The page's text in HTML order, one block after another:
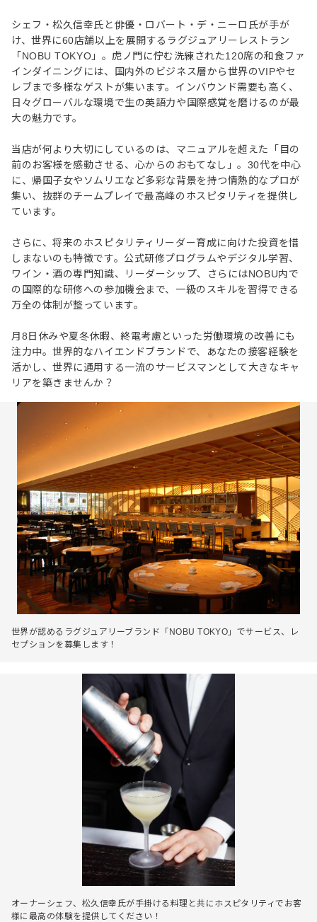
シェフ・松久信幸氏と俳優・ロバート・デ・ニーロ氏が手が
け、世界に60店舗以上を展開するラグジュアリーレストラン
「NOBU TOKYO」。虎ノ門に佇む洗練された120席の和食ファ
インダイニングには、国内外のビジネス層から世界のVIPやセ
レブまで多様なゲストが集います。インバウンド需要も高く、
日々グローバルな環境で生の英語力や国際感覚を磨けるのが最
大の魅力です。
当店が何より大切にしているのは、マニュアルを超えた「目の
前のお客様を感動させる、心からのおもてなし」。30代を中心
に、帰国子女やソムリエなど多彩な背景を持つ情熱的なプロが
集い、抜群のチームプレイで最高峰のホスピタリティを提供し
ています。
さらに、将来のホスピタリティリーダー育成に向けた投資を惜
しまないのも特徴です。公式研修プログラムやデジタル学習、
ワイン・酒の専門知識、リーダーシップ、さらにはNOBU内で
の国際的な研修への参加機会まで、一級のスキルを習得できる
万全の体制が整っています。
月8日休みや夏冬休暇、終電考慮といった労働環境の改善にも
注力中。世界的なハイエンドブランドで、あなたの接客経験を
活かし、世界に通用する一流のサービスマンとして大きなキャ
リアを築きませんか？
世界が認めるラグジュアリーブランド「NOBU TOKYO」でサービス、レ
セプションを募集します！
オーナーシェフ、松久信幸氏が手掛ける料理と共にホスピタリティでお客
様に最高の体験を提供してください！